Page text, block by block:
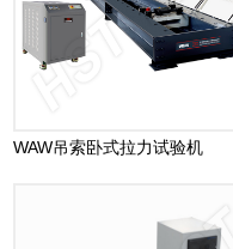
WAW吊索卧式拉力试验机